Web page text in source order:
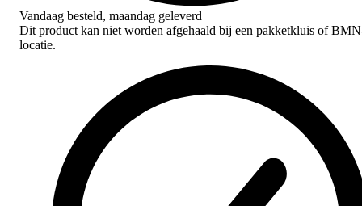
Vandaag besteld, maandag geleverd
Dit product kan niet worden afgehaald bij een pakketkluis of
locatie.